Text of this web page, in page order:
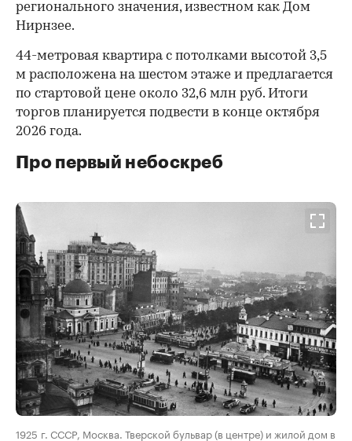
регионального значения, известном как Дом
Нирнзее.
44-метровая квартира с потолками высотой 3,5
м расположена на шестом этаже и предлагается
по стартовой цене около 32,6 млн руб. Итоги
торгов планируется подвести в конце октября
2026 года.
Про первый небоскреб
00:00 / 00:00
1925 г. СССР, Москва. Тверской бульвар (в центре) и жилой дом в